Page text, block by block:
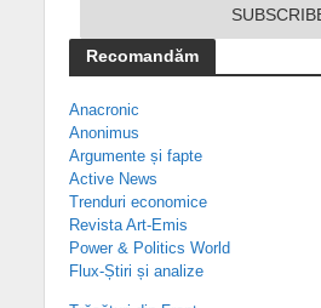
Recomandăm
Anacronic
Anonimus
Argumente și fapte
Active News
Trenduri economice
Revista Art-Emis
Power & Politics World
Flux-Știri și analize